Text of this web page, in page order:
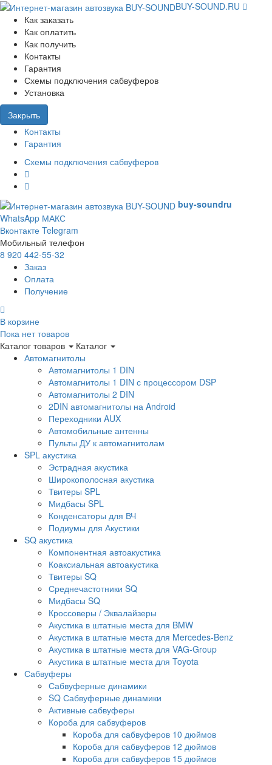
BUY-SOUND.RU
Как заказать
Как оплатить
Как получить
Контакты
Гарантия
Схемы подключения сабвуферов
Установка
Закрыть
Контакты
Гарантия
Схемы подключения сабвуферов
buy-soundru
WhatsApp МАКС
Вконтакте Telegram
Мобильный телефон
8 920 442-55-32
Заказ
Оплата
Получение
В корзине
Пока нет товаров
Каталог товаров
Каталог
Автомагнитолы
Автомагнитолы 1 DIN
Автомагнитолы 1 DIN с процессором DSP
Автомагнитолы 2 DIN
2DIN автомагнитолы на Android
Переходники AUX
Автомобильные антенны
Пульты ДУ к автомагнитолам
SPL акустика
Эстрадная акустика
Широкополосная акустика
Твитеры SPL
Мидбасы SPL
Конденсаторы для ВЧ
Подиумы для Акустики
SQ акустика
Компонентная автоакустика
Коаксиальная автоакустика
Твитеры SQ
Среднечастотники SQ
Мидбасы SQ
Кроссоверы / Эквалайзеры
Акустика в штатные места для BMW
Акустика в штатные места для Mercedes-Benz
Акустика в штатные места для VAG-Group
Акустика в штатные места для Toyota
Сабвуферы
Сабвуферные динамики
SQ Сабвуферные динамики
Активные сабвуферы
Короба для сабвуферов
Короба для сабвуферов 10 дюймов
Короба для сабвуферов 12 дюймов
Короба для сабвуферов 15 дюймов